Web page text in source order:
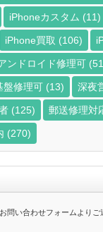
iPhoneカスタム (11)
iPhone買取 (106)
ンドロイド修理可
盤修理可 (13) 深夜
(125) 郵送修理対
(270)
問い合わせフォームよりご